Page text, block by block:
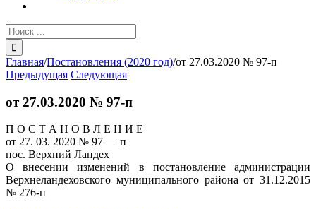
Результат
поиска:
Главная/Постановления (2020 год)/от 27.03.2020 № 97-п
Предыдущая Следующая
от 27.03.2020 № 97-п
П О С Т А Н О В Л Е Н И Е
от 27. 03. 2020 № 97 — п
пос. Верхний Ландех
О внесении изменений в постановление администрации
Верхнеландеховского муниципального района от 31.12.2015
№ 276-п